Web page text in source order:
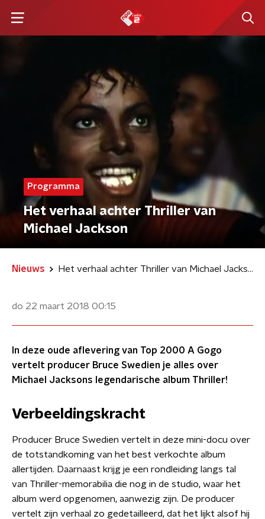
Programma
Het verhaal achter Thriller van
Michael Jackson
Nieuws Het verhaal achter Thriller van Michael Jackson
do 22 maart 2018 00:15
In deze oude aflevering van Top 2000 A Gogo
vertelt producer Bruce Swedien je alles over
Michael Jacksons legendarische album Thriller!
Verbeeldingskracht
Producer Bruce Swedien vertelt in deze mini-docu over
de totstandkoming van het best verkochte album
allertijden. Daarnaast krijg je een rondleiding langs tal
van Thriller-memorabilia die nog in de studio, waar het
album werd opgenomen, aanwezig zijn. De producer
vertelt zijn verhaal zo gedetailleerd, dat het lijkt alsof hij